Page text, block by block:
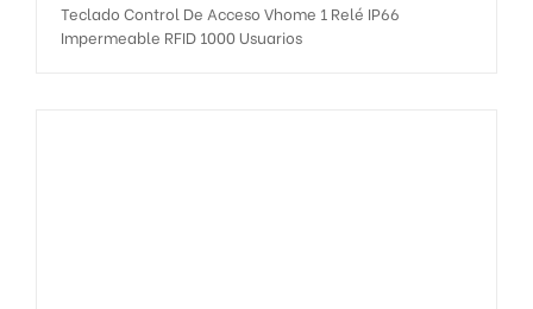
Teclado Control De Acceso Vhome 1 Relé IP66
Impermeable RFID 1000 Usuarios